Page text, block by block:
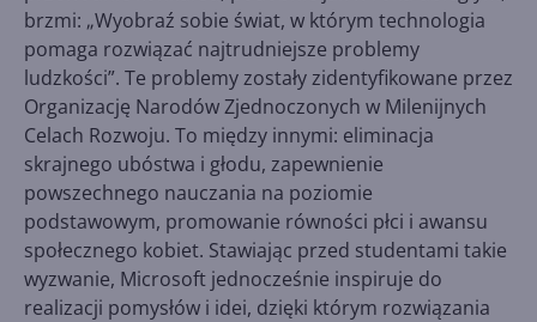
brzmi: „Wyobraź sobie świat, w którym technologia
pomaga rozwiązać najtrudniejsze problemy
ludzkości”. Te problemy zostały zidentyfikowane przez
Organizację Narodów Zjednoczonych w Milenijnych
Celach Rozwoju. To między innymi: eliminacja
skrajnego ubóstwa i głodu, zapewnienie
powszechnego nauczania na poziomie
podstawowym, promowanie równości płci i awansu
społecznego kobiet. Stawiając przed studentami takie
wyzwanie, Microsoft jednocześnie inspiruje do
realizacji pomysłów i idei, dzięki którym rozwiązania